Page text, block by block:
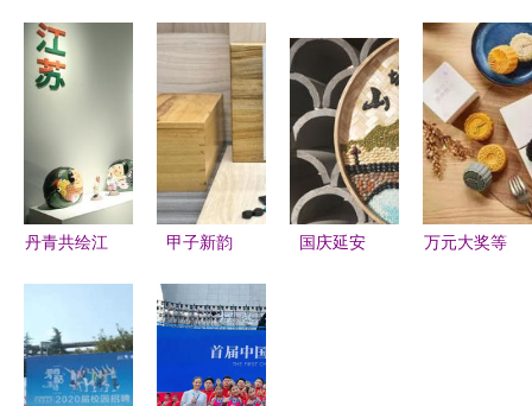
流展再续艺
术对话新篇
——音乐系
艺术实践周
暨文化艺术
交流活动纪
实
美学 江苏
省美术馆在
苏州创博会
践行“艺术
生活化”
与西方乐章
深情相拥
丹青共绘江
交流展，一
展尽览沪苏
甲子新韵
起中韩文化
艺术交流新
桥梁
国庆延安
万元大奖等